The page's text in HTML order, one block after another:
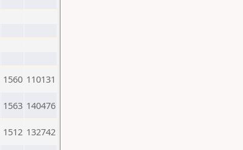
1560 110131
1563 140476
1512 132742